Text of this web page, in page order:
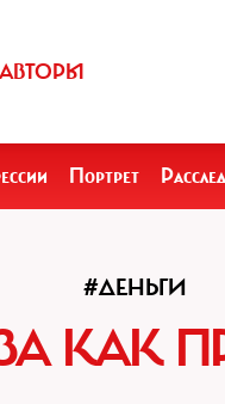
АВТОРЫ
Портрет
#ДЕНЬГИ
КАК